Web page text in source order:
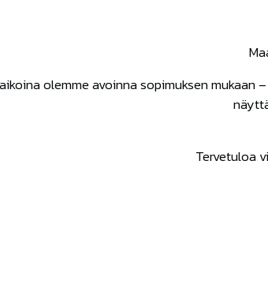
olemme avoinna sopimuksen
Tervetuloa